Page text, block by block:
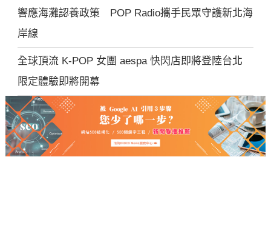
響應海灘認養政策 POP Radio攜手民眾守護新北海
岸線
全球頂流 K-POP 女團 aespa 快閃店即將登陸台北
限定體驗即將開幕